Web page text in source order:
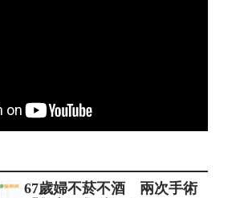
67歲婦不菸不酒 兩次手術